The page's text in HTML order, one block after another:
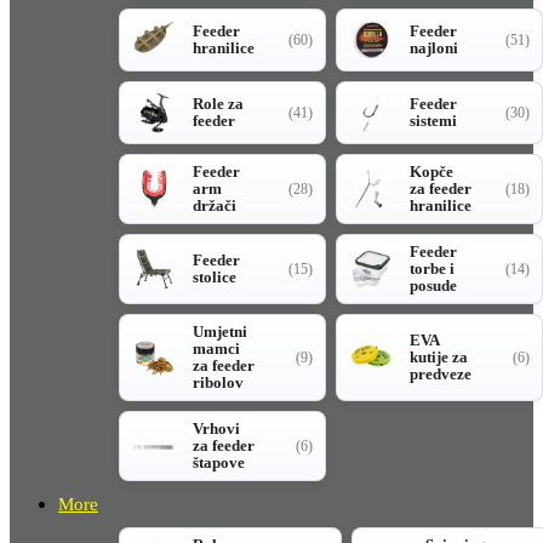
Feeder
hranilice
(60)
Feeder
najloni
(51)
Role za
feeder
(41)
Feeder
sistemi
(30)
Feeder
arm
držači
(28)
Kopče
za feeder
hranilice
(18)
Feeder
stolice
(15)
Feeder
torbe i
posude
(14)
Umjetni
mamci
za feeder
ribolov
(9)
EVA
kutije za
predveze
(6)
Vrhovi
za feeder
štapove
(6)
More